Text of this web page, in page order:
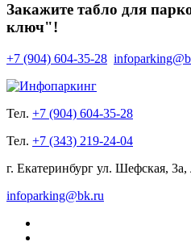
Закажите табло для
ключ"!
+7 (904) 604-35-28
Тел. +7 (904) 604-35-28
Тел. +7 (343) 219-24-04
г. Екатеринбург ул. Шефская,
infoparking@bk.ru